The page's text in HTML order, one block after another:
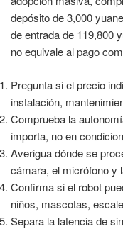
depósito de 3,000
de entrada de 119,800
no equivale al pago
Pregunta si el precio
instalación,
Comprueba la
importa, no en
Averigua dónde se
cámara, el micrófono y
Confirma si el robot
niños, mascotas,
Separa la latencia de